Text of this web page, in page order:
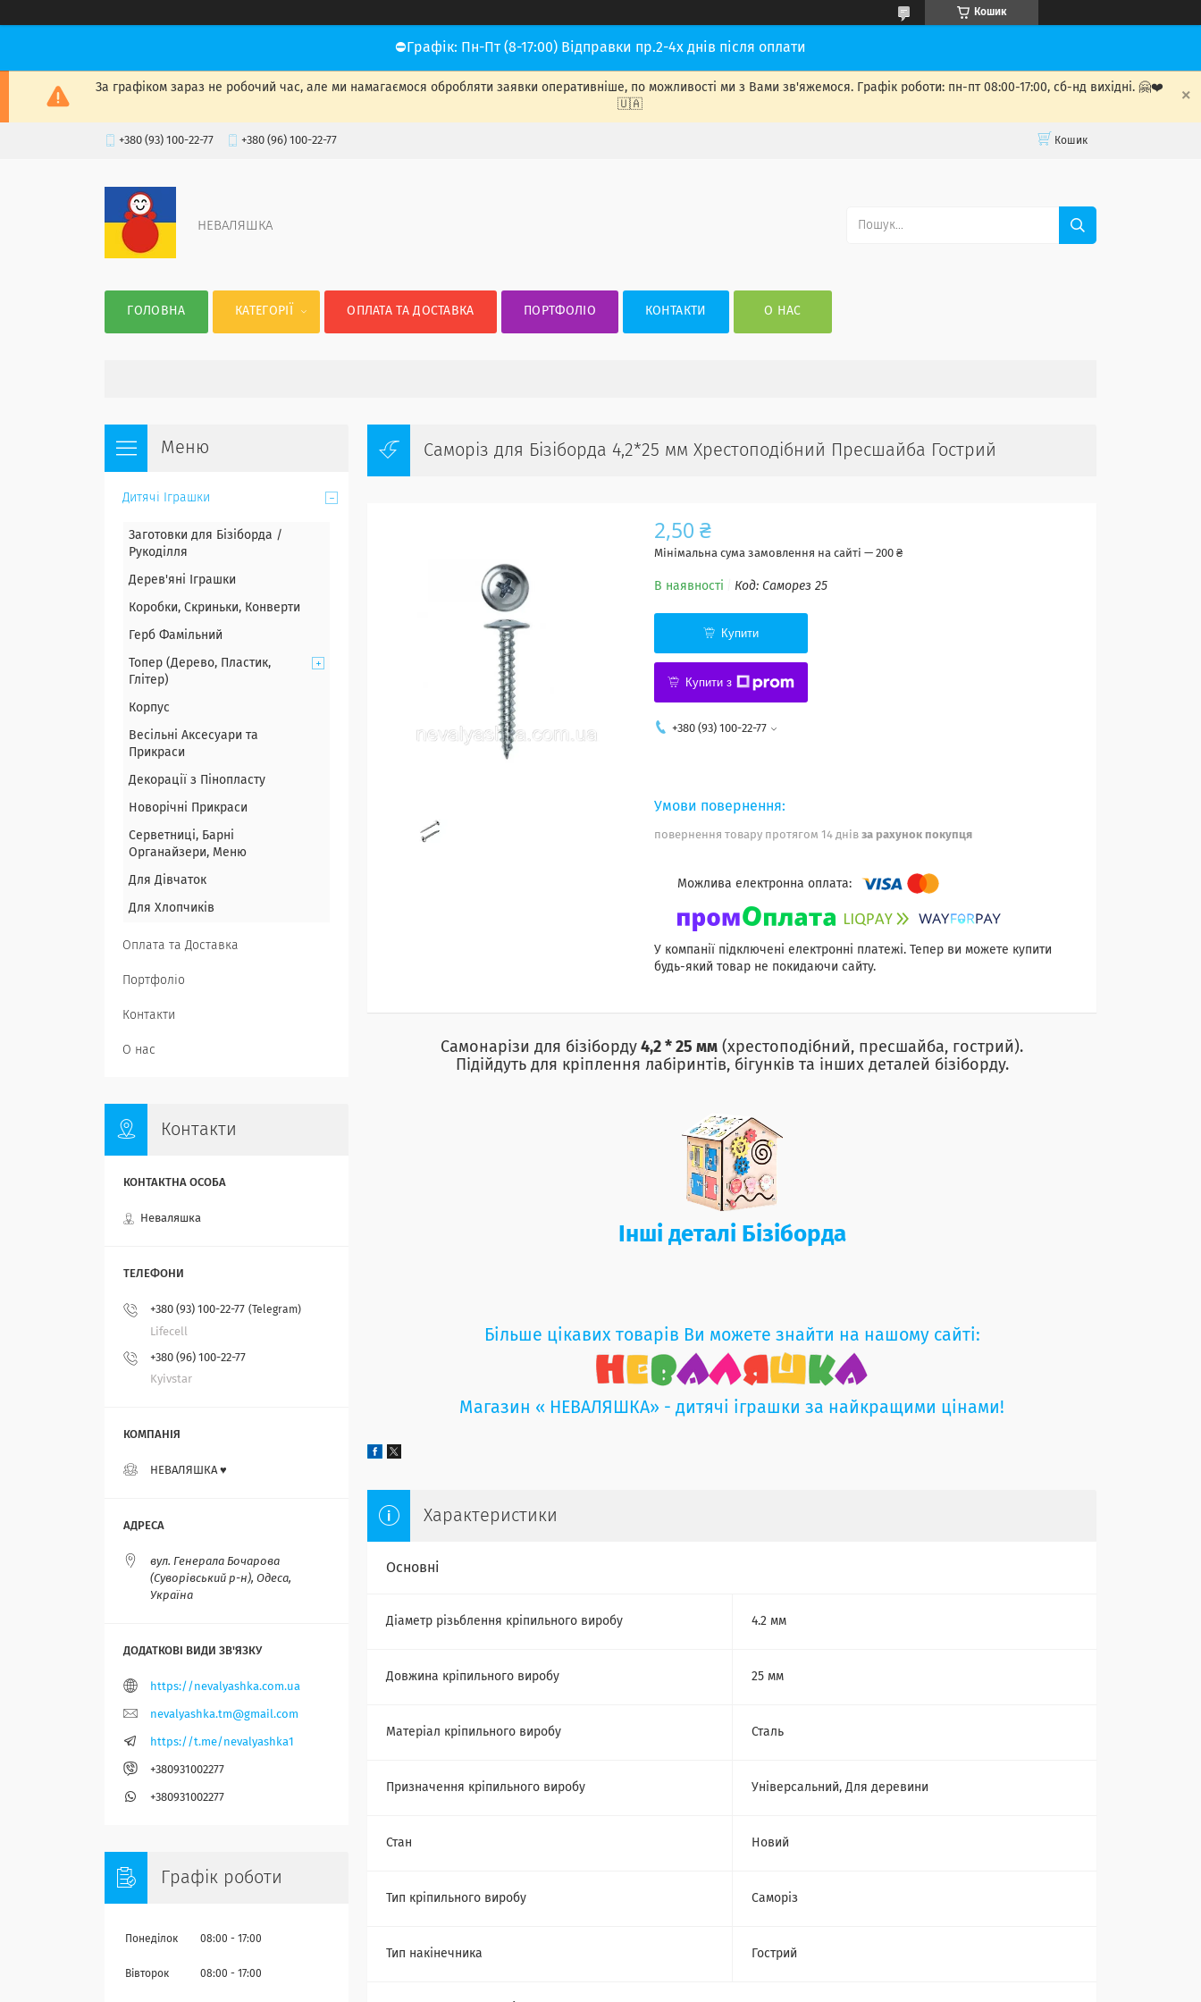
Кошик
⛔Графік: Пн-Пт (8-17:00) Відправки пр.2-4х днів після оплати
За графіком зараз не робочий час, але ми намагаємося обробляти заявки оперативніше, по можливості ми з Вами зв'яжемося. Графік роботи: пн-пт 08:00-17:00, сб-нд вихідні. 🤗❤️
🇺🇦
+380 (93) 100-22-77 +380 (96) 100-22-77 Кошик
НЕВАЛЯШКА
ГОЛОВНА КАТЕГОРІЇ ОПЛАТА ТА ДОСТАВКА ПОРТФОЛІО КОНТАКТИ О НАС
Саморіз для Бізіборда 4,2*25 мм Хрестоподібний Пресшайба Гострий
2,50 ₴
Мінімальна сума замовлення на сайті — 200 ₴
В наявності Код: Саморез 25
Купити
Купити з
+380 (93) 100-22-77
повернення товару протягом 14 днів за рахунок покупця
У компанії підключені електронні платежі. Тепер ви можете купити
будь-який товар не покидаючи сайту.
Самонарізи для бізіборду 4,2 * 25 мм (хрестоподібний, пресшайба, гострий).
Підійдуть для кріплення лабіринтів, бігунків та інших деталей бізіборду.
Інші деталі Бізіборда
Більше цікавих товарів Ви можете знайти на нашому сайті:
Магазин « НЕВАЛЯШКА» - дитячі іграшки за найкращими цінами!
Характеристики
Основні
Діаметр різьблення кріпильного виробу 4.2 мм
Довжина кріпильного виробу 25 мм
Матеріал кріпильного виробу Сталь
Призначення кріпильного виробу Універсальний, Для деревини
Стан Новий
Тип кріпильного виробу Саморіз
Тип накінечника Гострий
Дитячі Іграшки
Заготовки для Бізіборда /
Рукоділля
Дерев'яні Іграшки
Коробки, Скриньки, Конверти
Герб Фамільний
Топер (Дерево, Пластик,
Глітер)
Корпус
Весільні Аксесуари та
Прикраси
Декорації з Пінопласту
Новорічні Прикраси
Серветниці, Барні
Органайзери, Меню
Для Дівчаток
Для Хлопчиків
Оплата та Доставка
Портфоліо
Контакти
О нас
Контакти
Неваляшка
+380 (93) 100-22-77 Telegram
Lifecell
+380 (96) 100-22-77
Kyivstar
НЕВАЛЯШКА ♥️
вул. Генерала Бочарова
(Суворівський р-н), Одеса,
Україна
https://nevalyashka.com.ua
nevalyashka.tm@gmail.com
https://t.me/nevalyashka1
+380931002277
+380931002277
Графік роботи
Понеділок 08:00 17:00
Вівторок 08:00 17:00